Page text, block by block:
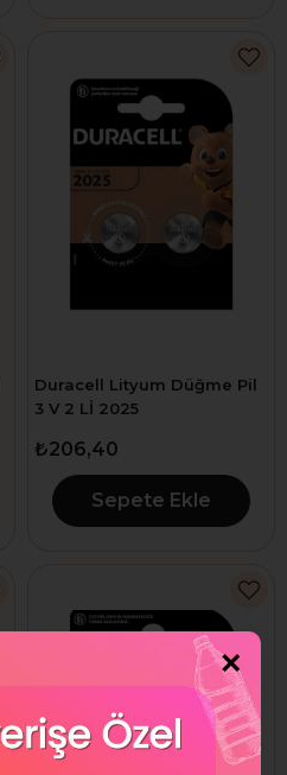
Duracell Lityum Düğme Pil
3 V 2 Lİ 2025
₺206,40
Sepete Ekle
×